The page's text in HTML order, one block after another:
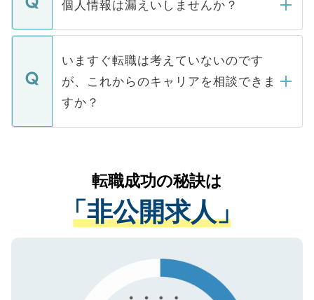
■応募殺到を避けるため 人気のある医療機
関を公にしてしまうと、応募が殺到する場
に、医療機関が求める条件に合った人材の
みを人材紹介会社に依頼するケースが増え
ています。
定を承諾する必要はありません。内定先へ
の辞退の連絡はキャリアパートナーが行い
ますので、ご安心ください。
個人情報は漏えいしませんか？
個人情報が漏えいすることはありませんの
で、ご安心ください。当サイトからの登録
などで収集したご登録者様の個人情報は、
ご本人のキャリアアップおよび転職活動の
支援を目的に使用いたします。お預かりし
ているすべての個人データはご本人の許可
は、個人情報の取り扱いについての厳密な
管理基準を満たした事業者のみに付与され
る、プライバシーマークを取得済みです。
ご登録いただいた個人情報は、SSL（デー
で、機密保持に関してもご安心ください。
いますぐ転職は考えていないのです
が、これからのキャリアを相談できま
すか？
かがいして、現在の医療機関の状況や紹介
経験をまじえながら、適切なアドバイスを
させていただきます。すぐにご転職をされ
ない方には、長期的なサポートが可能です
ので、まずはご登録ください。
転職成功の秘訣は
「非公開求人」